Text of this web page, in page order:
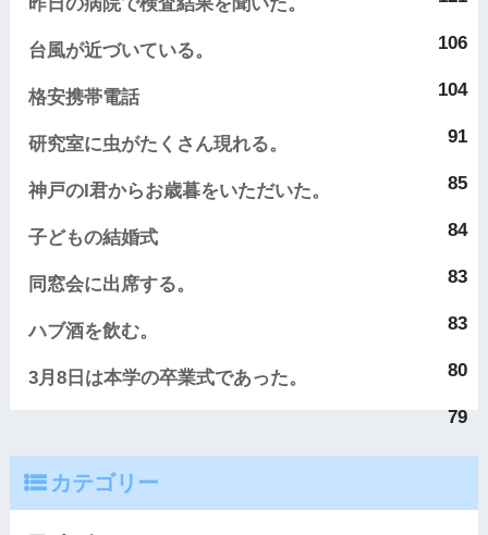
106
台風が近づいている。
104
格安携帯電話
91
研究室に虫がたくさん現れる。
85
神戸のI君からお歳暮をいただいた。
84
子どもの結婚式
83
同窓会に出席する。
83
ハブ酒を飲む。
80
3月8日は本学の卒業式であった。
79
カテゴリー